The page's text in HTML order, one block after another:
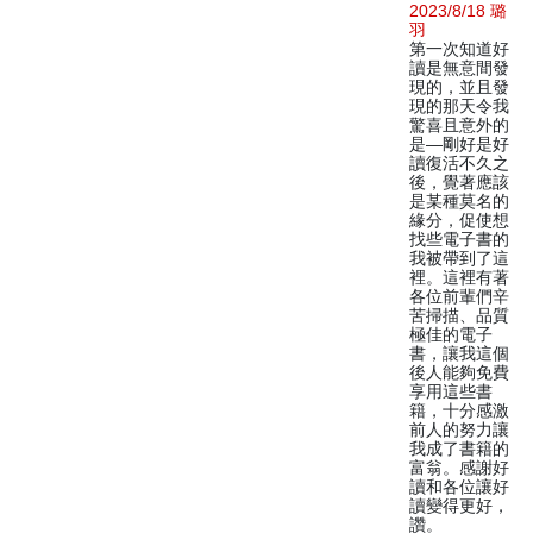
2023/8/18 璐
羽
第一次知道好
讀是無意間發
現的，並且發
現的那天令我
驚喜且意外的
是—剛好是好
讀復活不久之
後，覺著應該
是某種莫名的
緣分，促使想
找些電子書的
我被帶到了這
裡。這裡有著
各位前輩們辛
苦掃描、品質
極佳的電子
書，讓我這個
後人能夠免費
享用這些書
籍，十分感激
前人的努力讓
我成了書籍的
富翁。感謝好
讀和各位讓好
讀變得更好，
讚。